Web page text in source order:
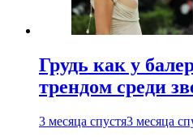
Грудь как у
трендом среди
3 месяца спустя3 месяца